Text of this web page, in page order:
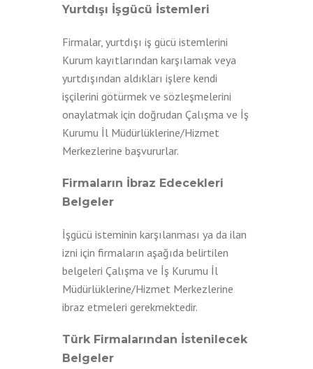
Yurtdışı İşgücü İstemleri
Firmalar, yurtdışı iş gücü istemlerini
Kurum kayıtlarından karşılamak veya
yurtdışından aldıkları işlere kendi
işçilerini götürmek ve sözleşmelerini
onaylatmak için doğrudan Çalışma ve İş
Kurumu İl Müdürlüklerine/Hizmet
Merkezlerine başvururlar.
Firmaların İbraz Edecekleri
Belgeler
İşgücü isteminin karşılanması ya da ilan
izni için firmaların aşağıda belirtilen
belgeleri Çalışma ve İş Kurumu İl
Müdürlüklerine/Hizmet Merkezlerine
ibraz etmeleri gerekmektedir.
Türk Firmalarından İstenilecek
Belgeler